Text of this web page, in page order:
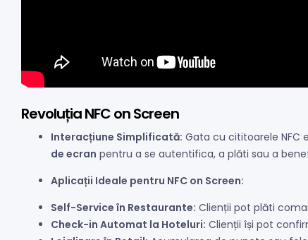
Revoluția NFC on Screen
Interacțiune Simplificată: Gata cu cititoarele NFC
de ecran pentru a se autentifica, a plăti sau a
Aplicații Ideale pentru NFC on Screen:
Self-Service în Restaurante: Clienții pot plăti
Check-in Automat la Hoteluri: Clienții își pot